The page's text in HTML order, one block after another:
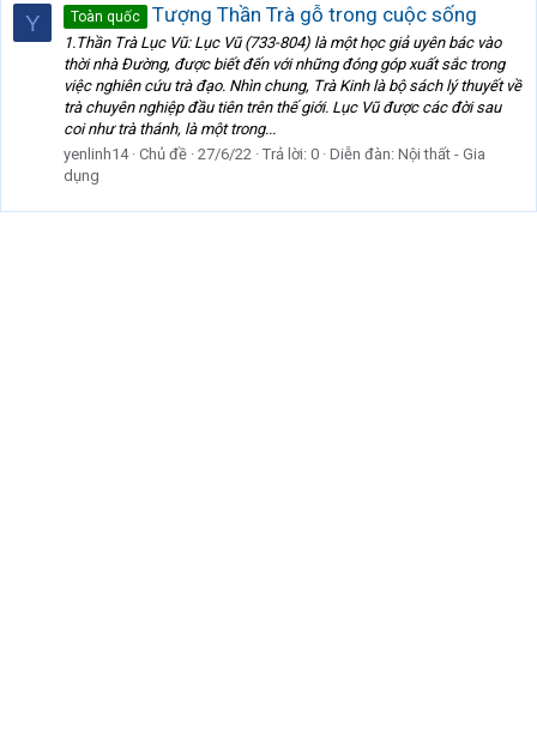
Y Toàn quốc Tượng Thần Trà gỗ trong cuộc sống
1.Thần Trà Lục Vũ: Lục Vũ (733-804) là một học giả uyên bác vào
thời nhà Đường, được biết đến với những đóng góp xuất sắc trong
việc nghiên cứu trà đạo. Nhìn chung, Trà Kinh là bộ sách lý thuyết về
trà chuyên nghiệp đầu tiên trên thế giới. Lục Vũ được các đời sau
coi như trà thánh, là một trong...
yenlinh14 Chủ đề 27/6/22 Trả lời: 0 Diễn đàn: Nội thất - Gia
dụng